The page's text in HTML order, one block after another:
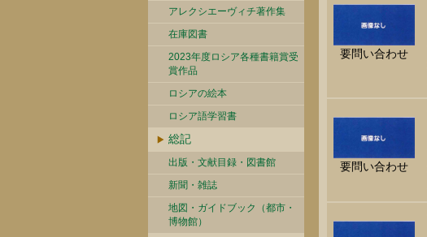
アレクシエーヴィチ著作集
在庫図書
2023年度ロシア各種書籍賞受
賞作品
ロシアの絵本
ロシア語学習書
総記
出版・文献目録・図書館
新聞・雑誌
地図・ガイドブック（都市・
博物館）
要問い合わせ
要問い合わせ